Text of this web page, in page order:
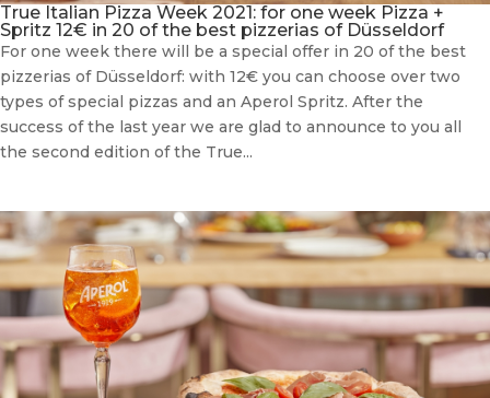
True Italian Pizza Week 2021: for one week Pizza +
Spritz 12€ in 20 of the best pizzerias of Düsseldorf
For one week there will be a special offer in 20 of the best
pizzerias of Düsseldorf: with 12€ you can choose over two
types of special pizzas and an Aperol Spritz. After the
success of the last year we are glad to announce to you all
the second edition of the True...